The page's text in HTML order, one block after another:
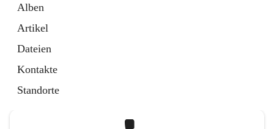
Alben
Artikel
Dateien
Kontakte
Standorte